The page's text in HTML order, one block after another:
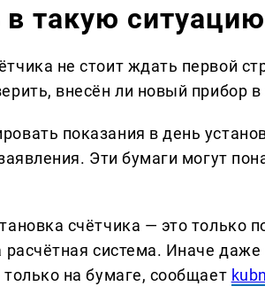
в такую ситуацию
не стоит ждать первой
внесён ли новый прибор в
показания в день
Эти бумаги могут
счётчика — это только
расчётная система. Иначе
только на бумаге, сообщает